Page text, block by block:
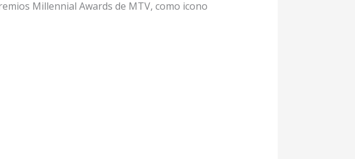
Millennial Awards de MTV, como icono